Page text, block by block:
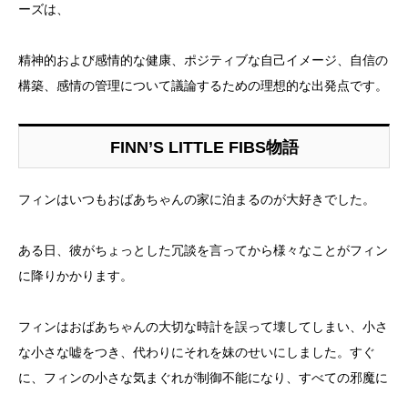
ーズは、
精神的および感情的な健康、ポジティブな自己イメージ、自信の
構築、感情の管理について議論するための理想的な出発点です。
FINN’S LITTLE FIBS物語
フィンはいつもおばあちゃんの家に泊まるのが大好きでした。
ある日、彼がちょっとした冗談を言ってから様々なことがフィン
に降りかかります。
フィンはおばあちゃんの大切な時計を誤って壊してしまい、小さ
な小さな嘘をつき、代わりにそれを妹のせいにしました。すぐ
に、フィンの小さな気まぐれが制御不能になり、すべての邪魔に